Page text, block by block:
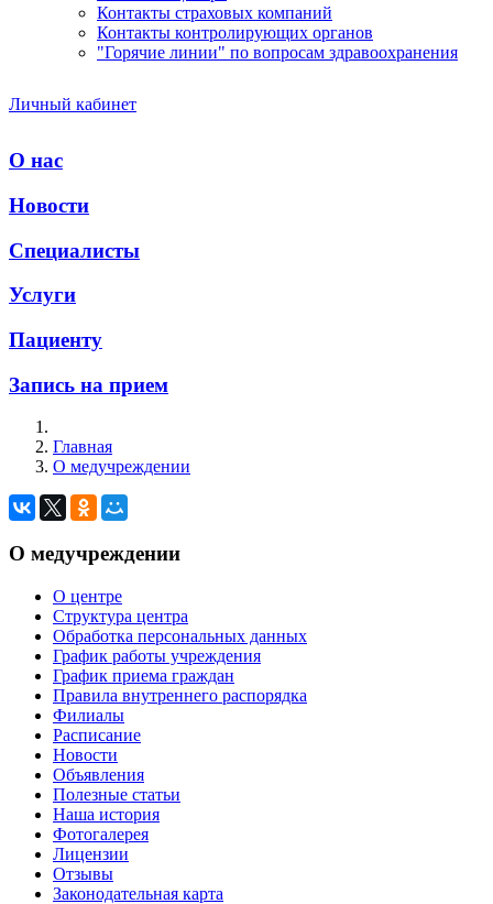
Контакты страховых компаний
Контакты контролирующих органов
"Горячие линии" по вопросам здравоохранения
Личный кабинет
О нас
Новости
Специалисты
Услуги
Пациенту
Запись на прием
Главная
О медучреждении
О медучреждении
О центре
Структура центра
Обработка персональных данных
График работы учреждения
График приема граждан
Правила внутреннего распорядка
Филиалы
Расписание
Новости
Объявления
Полезные статьи
Наша история
Фотогалерея
Лицензии
Отзывы
Законодательная карта